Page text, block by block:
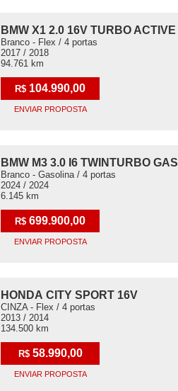
BMW X1 2.0 16V TURBO ACTIVE
Branco - Flex / 4 portas
2017 / 2018
94.761 km
R$ 104.990,00
ENVIAR PROPOSTA
BMW M3 3.0 I6 TWINTURBO GAS
Branco - Gasolina / 4 portas
2024 / 2024
6.145 km
R$ 699.900,00
ENVIAR PROPOSTA
HONDA CITY SPORT 16V
CINZA - Flex / 4 portas
2013 / 2014
134.500 km
R$ 58.990,00
ENVIAR PROPOSTA